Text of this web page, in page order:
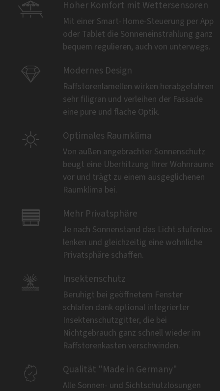
 Hoher Komfort mit Wettersensoren
Mit einer Smart-Home-Steuerung per App
oder Tablet die Sonneneinstrahlung ganz
bequem regulieren, auch von unterwegs.
 Modernes Design
Raffstorenlamellen wirken herabgefahren
sehr filigran und verleihen der Fassade
eine pure und flache Optik.
 Optimales Raumklima
Von außen angebrachter Sonnenschutz
beugt eine Überhitzung Ihrer Wohnräume
vor und trägt zu einem ausgeglichenen
Raumklima bei.
 Mehr Privatsphäre
Je nach Sonnenstand das Licht stufenlos
lenken und gleichzeitig eine wohnliche
Privatsphäre schaffen.
 Insektenschutz
Beruhigt bei geöffnetem Fenster
schlafen dank optional integrierter
Insektenschutzgitter, die bei
Nichtgebrauch ganz schnell wieder im
Raffstorenkasten verschwinden.
 Qualität "Made in Germany"
Alle Sonnen- und Sichtschutzlösungen